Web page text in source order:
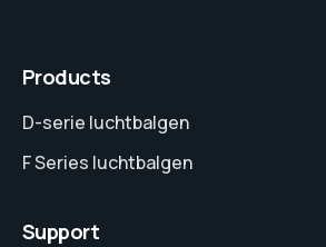
Products
D-serie luchtbalgen
F Series luchtbalgen
Support